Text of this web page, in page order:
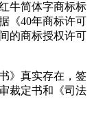
牛简体字商标标
《40年商标许可
的商标授权许可
》真实存在，签
裁定书和《司法